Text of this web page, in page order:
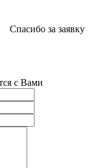
Спасибо за заявку
с Вами